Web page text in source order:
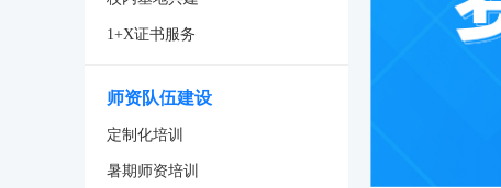
1+X证书服务
师资队伍建设
定制化培训
暑期师资培训